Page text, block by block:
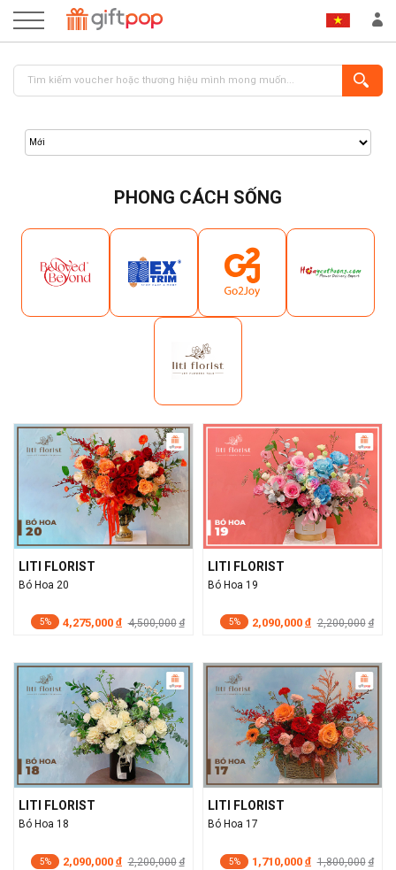
ĐĂNG KÝ
PHONG CÁCH SỐNG
LITI FLORIST
Bó Hoa 20
5% 4,275,000 đ 4,500,000 đ
LITI FLORIST
Bó Hoa 19
5% 2,090,000 đ 2,200,000 đ
LITI FLORIST
Bó Hoa 18
5% 2,090,000 đ 2,200,000 đ
LITI FLORIST
Bó Hoa 17
5% 1,710,000 đ 1,800,000 đ